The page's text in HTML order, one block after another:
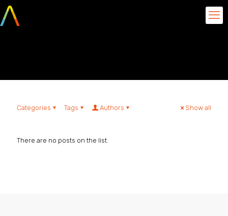
Categories Tags Authors Show all
There are no posts on the list.